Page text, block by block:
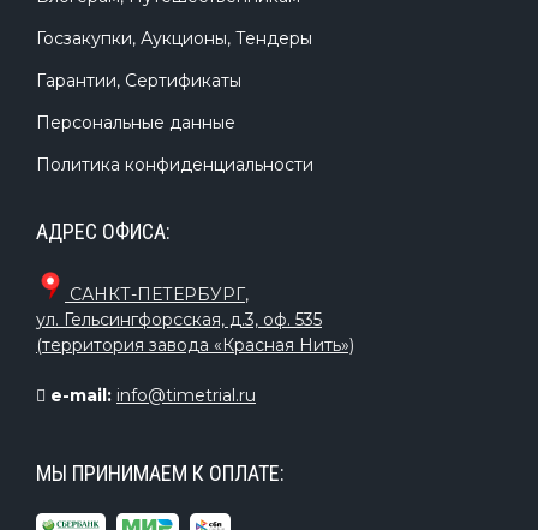
Госзакупки, Аукционы, Тендеры
Гарантии, Сертификаты
Персональные данные
Политика конфиденциальности
АДРЕС ОФИСА:
САНКТ-ПЕТЕРБУРГ,
ул. Гельсингфорсская, д.3, оф. 535
(территория завода «Красная Нить»)
e-mail: info@timetrial.ru
МЫ ПРИНИМАЕМ К ОПЛАТЕ: